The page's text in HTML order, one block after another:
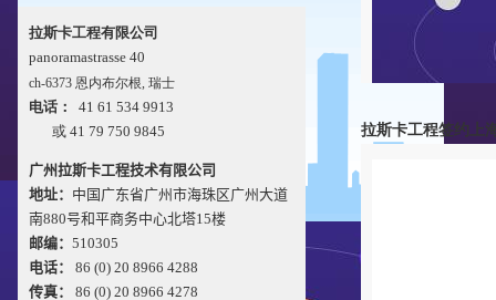
拉斯卡工程有限公司
panoramastrasse 40
ch-6373 恩内布尔根, 瑞士
电话：
41 61 534 9913
或 41 79 750 9845
广州拉斯卡工程技术有限公司
地址： 中国广东省广州市海珠区广州大道
南880号和平商务中心北塔15楼
邮编： 510305
电话： 86 (0) 20 8966 4288
传真：
86 (0) 20 8966 4278
拉斯卡工程签约上